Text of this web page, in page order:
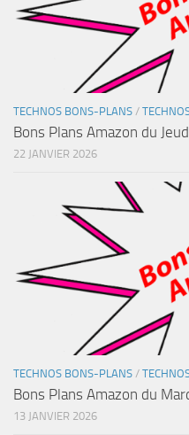
TECHNOS BONS-PLANS /
Bons Plans Amazon du
22 JANVIER 2026
TECHNOS BONS-PLANS /
Bons Plans Amazon du
13 JANVIER 2026